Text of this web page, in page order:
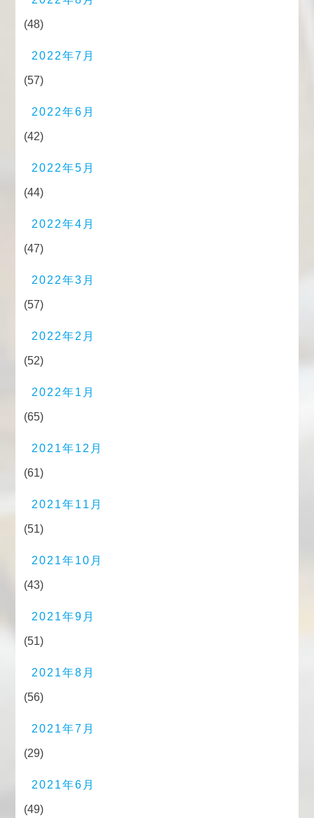
(48)
2022年7月
(57)
2022年6月
(42)
2022年5月
(44)
2022年4月
(47)
2022年3月
(57)
2022年2月
(52)
2022年1月
(65)
2021年12月
(61)
2021年11月
(51)
2021年10月
(43)
2021年9月
(51)
2021年8月
(56)
2021年7月
(29)
2021年6月
(49)